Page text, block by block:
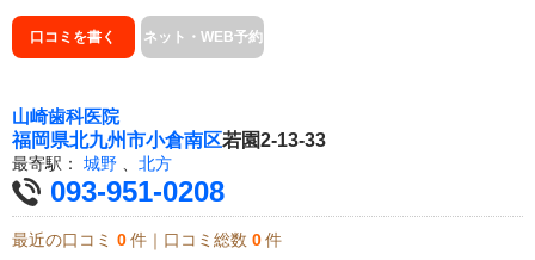
口コミを書く ネット・WEB予約
山崎歯科医院
福岡県北九州市小倉南区若園2-13-33
最寄駅： 城野 北方
093-951-0208
最近の口コミ 0 件｜口コミ総数 0 件